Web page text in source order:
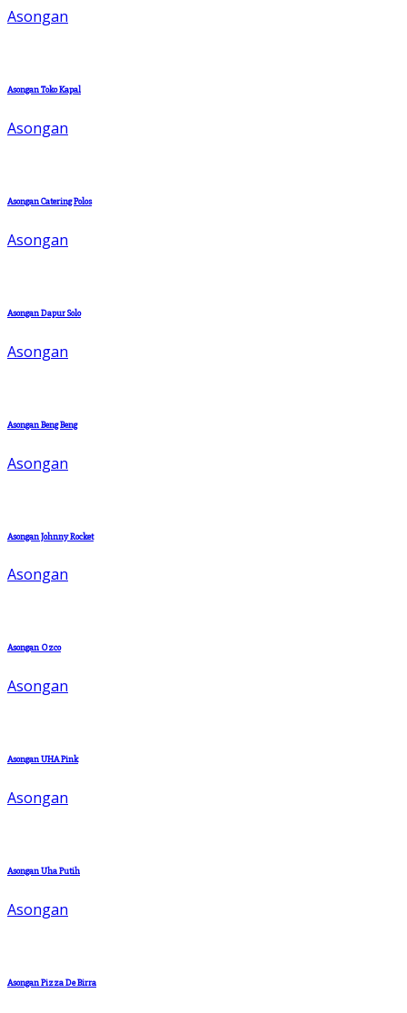
Asongan
Asongan Toko Kapal
Asongan
Asongan Catering Polos
Asongan
Asongan Dapur Solo
Asongan
Asongan Beng Beng
Asongan
Asongan Johnny Rocket
Asongan
Asongan Ozco
Asongan
Asongan UHA Pink
Asongan
Asongan Uha Putih
Asongan
Asongan Pizza De Birra